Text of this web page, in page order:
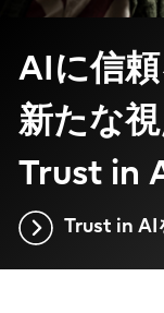
AIに信
新たな
Trust in
Trust in AI